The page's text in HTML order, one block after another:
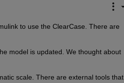
to use the ClearCase. There are
model is updated. We thought about
scale. There are external tools that